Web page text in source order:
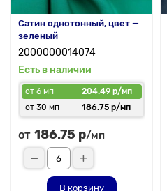
Сатин однотонный, цвет —
зеленый
2000000014074
Есть в наличии
от 6 мп
204.49 р/мп
от 30 мп
186.75 р/мп
от 186.75 р/мп
В корзину